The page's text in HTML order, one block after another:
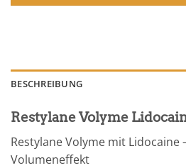
BESCHREIBUNG
Restylane Volyme
Restylane Volyme mit Lidocaine
Volumeneffekt